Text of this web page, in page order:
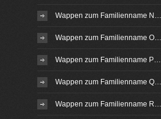
Wappen zum Familienname N…
Wappen zum Familienname O…
Wappen zum Familienname P…
Wappen zum Familienname Q…
Wappen zum Familienname R…